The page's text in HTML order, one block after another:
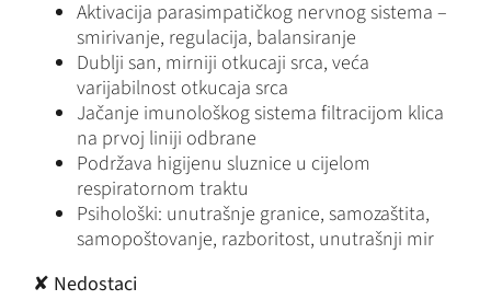
Aktivacija parasimpatičkog nervnog sistema –
smirivanje, regulacija, balansiranje
Dublji san, mirniji otkucaji srca, veća
varijabilnost otkucaja srca
Jačanje imunološkog sistema filtracijom klica
na prvoj liniji odbrane
Podržava higijenu sluznice u cijelom
respiratornom traktu
Psihološki: unutrašnje granice, samozaštita,
samopoštovanje, razboritost, unutrašnji mir
✘ Nedostaci